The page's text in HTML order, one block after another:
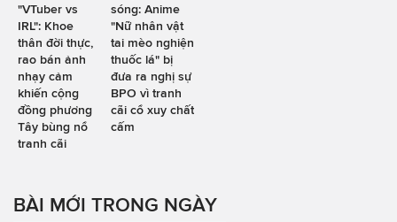
"VTuber vs
IRL": Khoe
thân đời thực,
rao bán ảnh
nhạy cảm
khiến cộng
đồng phương
Tây bùng nổ
tranh cãi
sóng: Anime
"Nữ nhân vật
tai mèo nghiện
thuốc lá" bị
đưa ra nghị sự
BPO vì tranh
cãi cổ xuy chất
cấm
BÀI MỚI TRONG NGÀY